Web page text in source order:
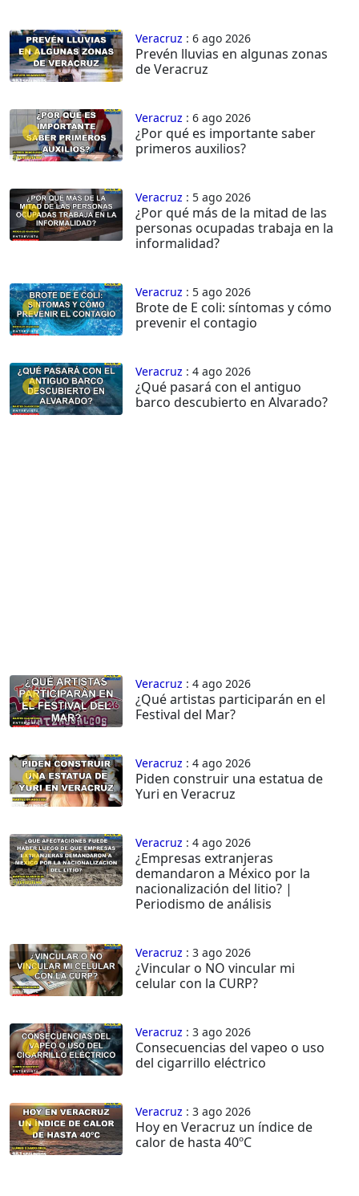
Veracruz : 6 ago 2026
Prevén lluvias en algunas zonas
de Veracruz
Veracruz : 6 ago 2026
¿Por qué es importante saber
primeros auxilios?
Veracruz : 5 ago 2026
¿Por qué más de la mitad de las
personas ocupadas trabaja en la
informalidad?
Veracruz : 5 ago 2026
Brote de E coli: síntomas y cómo
prevenir el contagio
Veracruz : 4 ago 2026
¿Qué pasará con el antiguo
barco descubierto en Alvarado?
Veracruz : 4 ago 2026
¿Qué artistas participarán en el
Festival del Mar?
Veracruz : 4 ago 2026
Piden construir una estatua de
Yuri en Veracruz
Veracruz : 4 ago 2026
¿Empresas extranjeras
demandaron a México por la
nacionalización del litio? |
Periodismo de análisis
Veracruz : 3 ago 2026
¿Vincular o NO vincular mi
celular con la CURP?
Veracruz : 3 ago 2026
Consecuencias del vapeo o uso
del cigarrillo eléctrico
Veracruz : 3 ago 2026
Hoy en Veracruz un índice de
calor de hasta 40ºC